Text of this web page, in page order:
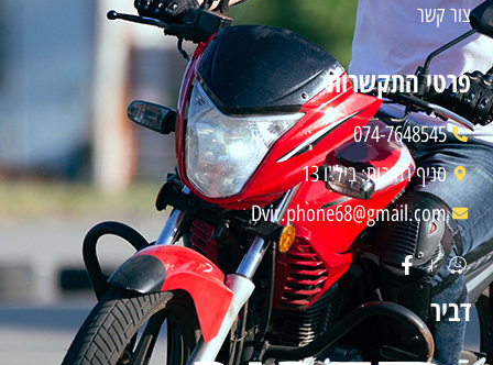
צור קשר
פרטי התקשרות
074-7648545
סניף רחובות: ביל"ו 13
Dvir.phone68@gmail.com
דביר